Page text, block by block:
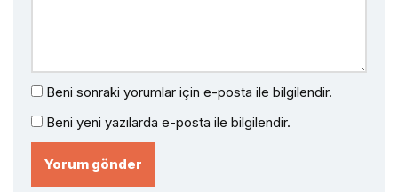
Beni sonraki yorumlar için e-posta ile bilgilendir.
Beni yeni yazılarda e-posta ile bilgilendir.